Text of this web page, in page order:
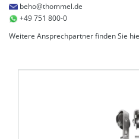
beho@thommel.de
+49 751 800-0
Weitere Ansprechpartner finden Sie